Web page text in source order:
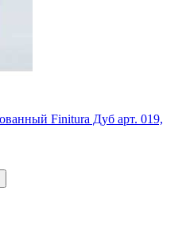
Finitura Дуб арт. 019,